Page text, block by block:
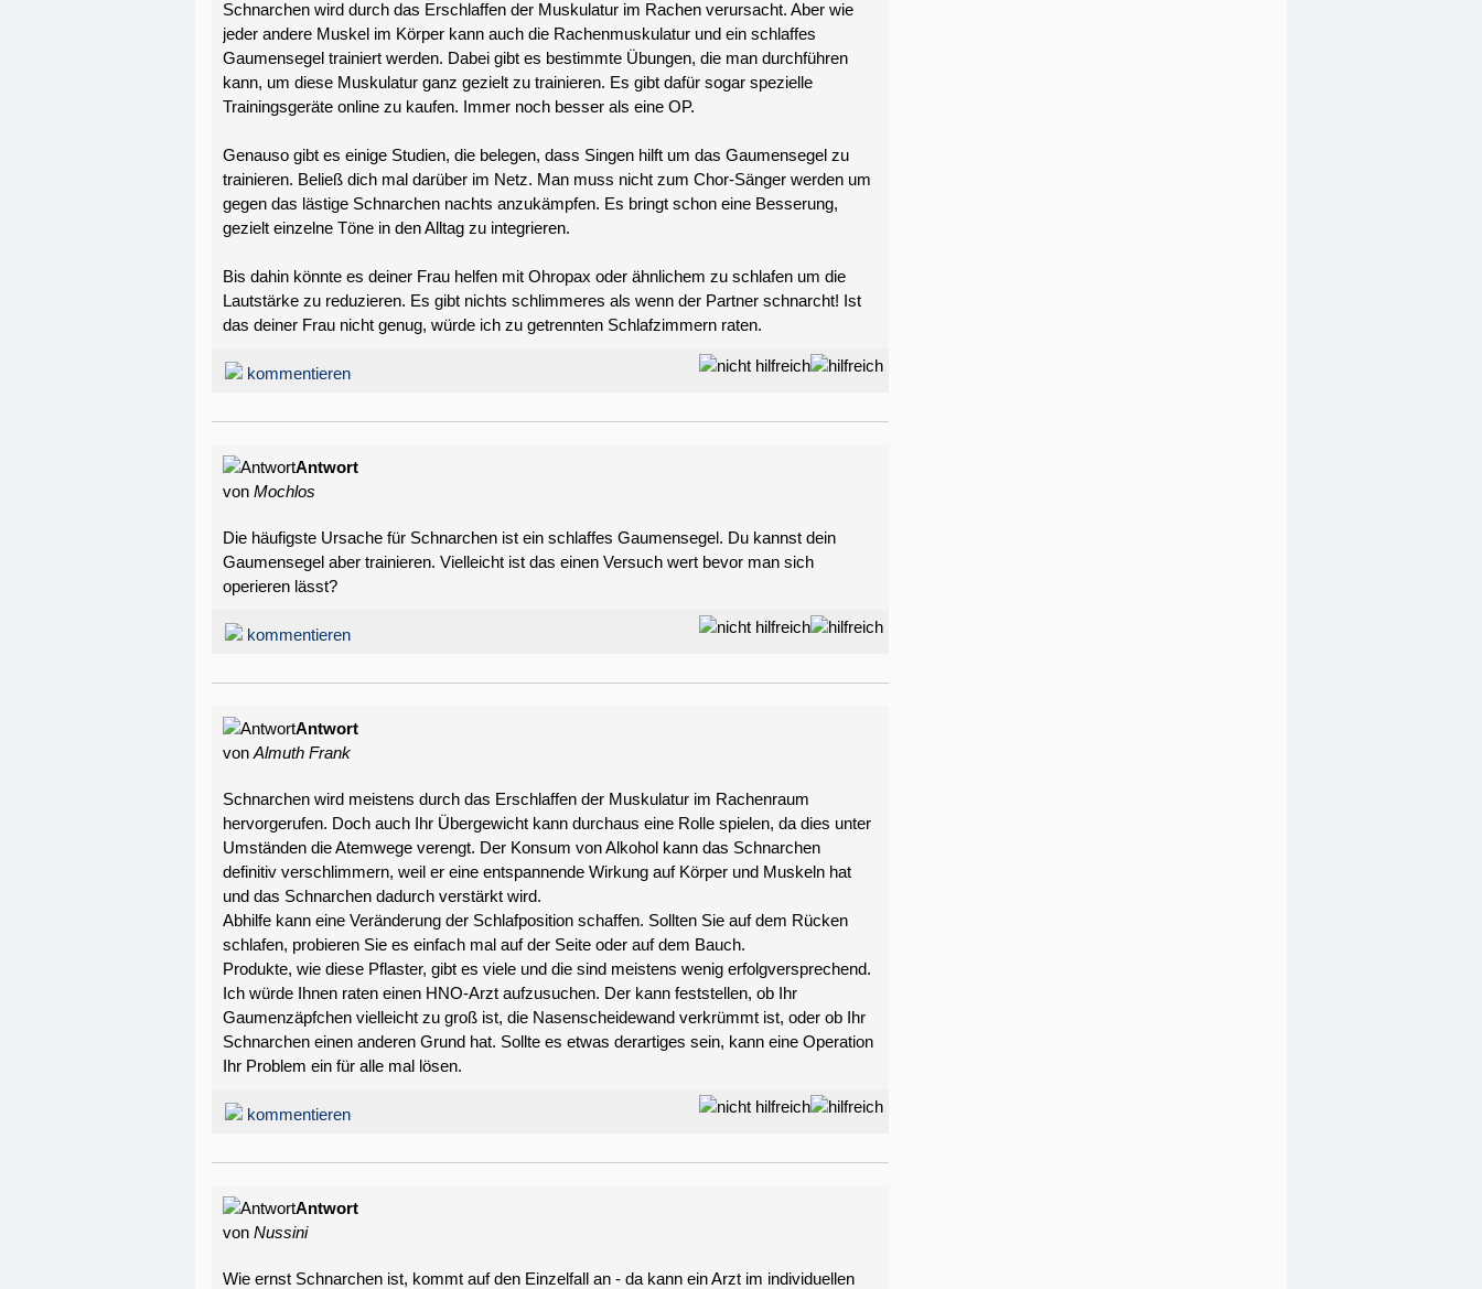
Schnarchen wird durch das Erschlaffen der Muskulatur im Rachen verursacht. Aber wie
jeder andere Muskel im Körper kann auch die Rachenmuskulatur und ein schlaffes
Gaumensegel trainiert werden. Dabei gibt es bestimmte Übungen, die man durchführen
kann, um diese Muskulatur ganz gezielt zu trainieren. Es gibt dafür sogar spezielle
Trainingsgeräte online zu kaufen. Immer noch besser als eine OP.
Genauso gibt es einige Studien, die belegen, dass Singen hilft um das Gaumensegel zu
trainieren. Beließ dich mal darüber im Netz. Man muss nicht zum Chor-Sänger werden um
gegen das lästige Schnarchen nachts anzukämpfen. Es bringt schon eine Besserung,
gezielt einzelne Töne in den Alltag zu integrieren.
Bis dahin könnte es deiner Frau helfen mit Ohropax oder ähnlichem zu schlafen um die
Lautstärke zu reduzieren. Es gibt nichts schlimmeres als wenn der Partner schnarcht! Ist
das deiner Frau nicht genug, würde ich zu getrennten Schlafzimmern raten.
kommentieren
Antwort
von Mochlos
Die häufigste Ursache für Schnarchen ist ein schlaffes Gaumensegel. Du kannst dein
Gaumensegel aber trainieren. Vielleicht ist das einen Versuch wert bevor man sich
operieren lässt?
kommentieren
Antwort
von Almuth Frank
Schnarchen wird meistens durch das Erschlaffen der Muskulatur im Rachenraum
hervorgerufen. Doch auch Ihr Übergewicht kann durchaus eine Rolle spielen, da dies unter
Umständen die Atemwege verengt. Der Konsum von Alkohol kann das Schnarchen
definitiv verschlimmern, weil er eine entspannende Wirkung auf Körper und Muskeln hat
und das Schnarchen dadurch verstärkt wird.
Abhilfe kann eine Veränderung der Schlafposition schaffen. Sollten Sie auf dem Rücken
schlafen, probieren Sie es einfach mal auf der Seite oder auf dem Bauch.
Produkte, wie diese Pflaster, gibt es viele und die sind meistens wenig erfolgversprechend.
Ich würde Ihnen raten einen HNO-Arzt aufzusuchen. Der kann feststellen, ob Ihr
Gaumenzäpfchen vielleicht zu groß ist, die Nasenscheidewand verkrümmt ist, oder ob Ihr
Schnarchen einen anderen Grund hat. Sollte es etwas derartiges sein, kann eine Operation
Ihr Problem ein für alle mal lösen.
kommentieren
Antwort
von Nussini
Wie ernst Schnarchen ist, kommt auf den Einzelfall an - da kann ein Arzt im individuellen